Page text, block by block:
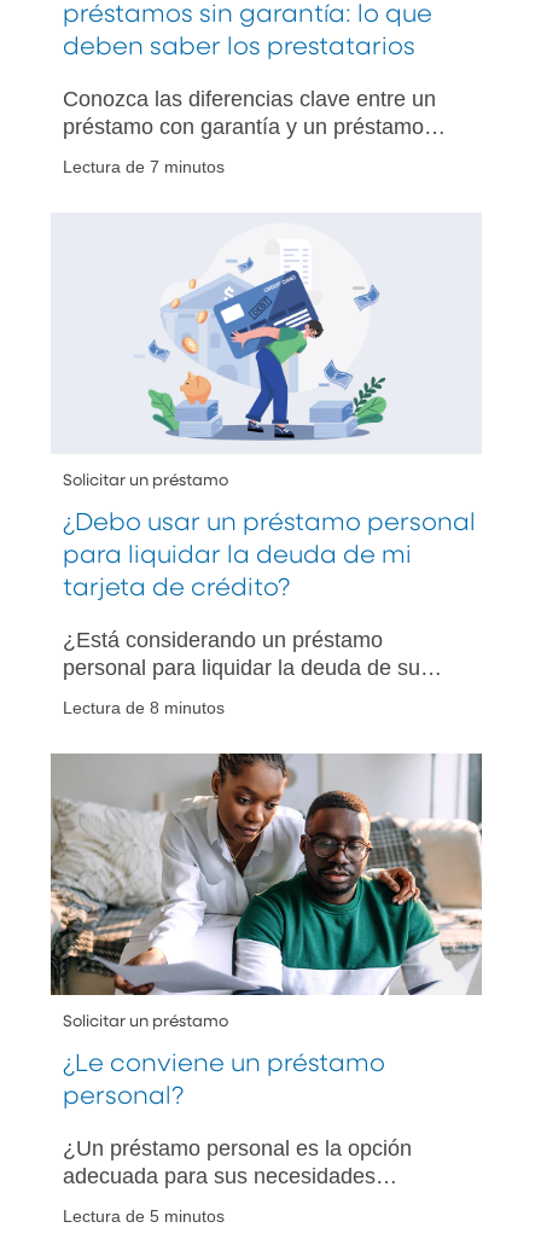
préstamos sin garantía: lo que
deben saber los prestatarios
Conozca las diferencias clave entre un
préstamo con garantía y un préstamo
Lectura de 7 minutos
Solicitar un préstamo
¿Debo usar un préstamo personal
para liquidar la deuda de mi
tarjeta de crédito?
¿Está considerando un préstamo
personal para liquidar la deuda de su
cómo elegir la mejor opción para usted.
Lectura de 8 minutos
Solicitar un préstamo
¿Le conviene un préstamo
personal?
¿Un préstamo personal es la opción
adecuada para sus necesidades
Lectura de 5 minutos